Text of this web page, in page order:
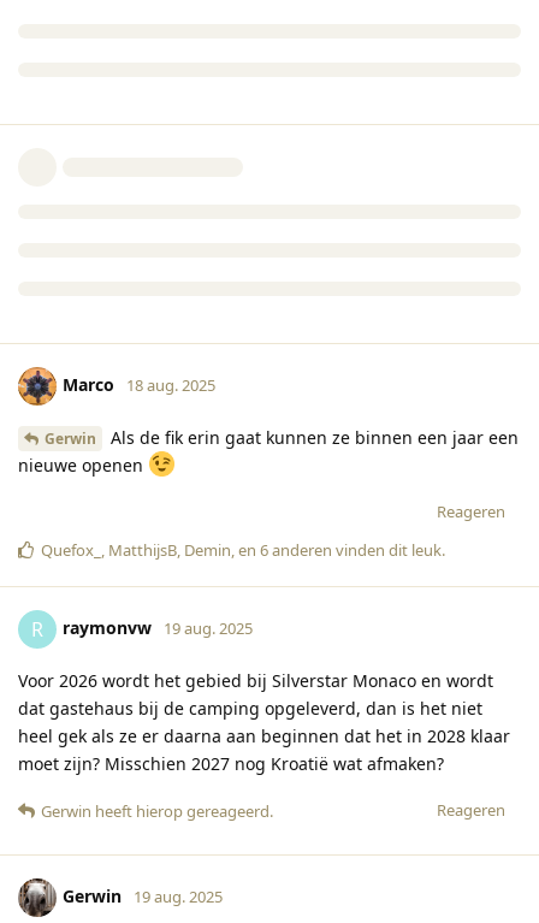
Marco 18 aug. 2025
Gerwin
Als de fik erin gaat kunnen ze binnen een jaar een
nieuwe openen
Reageren
Quefox_ , MatthijsB, Demin, en 6anderen vinden dit leuk.
R raymonvw 19 aug. 2025
Voor 2026 wordt het gebied bij Silverstar Monaco en wordt
dat gastehaus bij de camping opgeleverd, dan is het niet
heel gek als ze er daarna aan beginnen dat het in 2028 klaar
moet zijn? Misschien 2027 nog Kroatië wat afmaken?
Reageren
Gerwin heeft hierop gereageerd.
Gerwin 19 aug. 2025